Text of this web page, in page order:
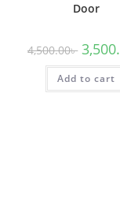
Door
4,500.00৳ price
was:
Add to cart